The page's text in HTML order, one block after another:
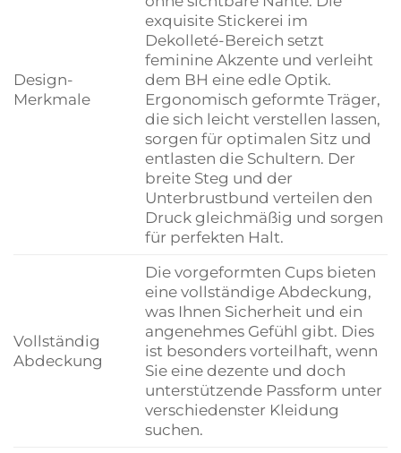
Design-
Merkmale
exquisite Stickerei im
Dekolleté-Bereich setzt
feminine Akzente und verleiht
dem BH eine edle Optik.
Ergonomisch geformte Träger,
die sich leicht verstellen lassen,
sorgen für optimalen Sitz und
entlasten die Schultern. Der
breite Steg und der
Unterbrustbund verteilen den
Druck gleichmäßig und sorgen
für perfekten Halt.
Vollständig
Abdeckung
Die vorgeformten Cups bieten
eine vollständige Abdeckung,
was Ihnen Sicherheit und ein
angenehmes Gefühl gibt. Dies
ist besonders vorteilhaft, wenn
Sie eine dezente und doch
unterstützende Passform unter
verschiedenster Kleidung
suchen.